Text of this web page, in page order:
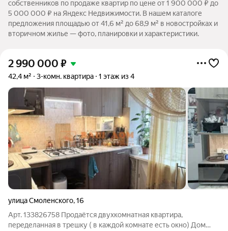
собственников по продаже квартир по цене от 1 900 000 ₽ до
5 000 000 ₽ на Яндекс Недвижимости. В нашем каталоге
предложения площадью от 41,6 м² до 68,9 м² в новостройках и
вторичном жилье — фото, планировки и характеристики.
2 990 000 ₽
42,4 м² 3-комн. квартира 1 этаж из 4
улица Смоленского,16
Арт. 133826758 Продаётся двухкомнатная квартира,
переделанная в трешку ( в каждой комнате есть окно) Дом